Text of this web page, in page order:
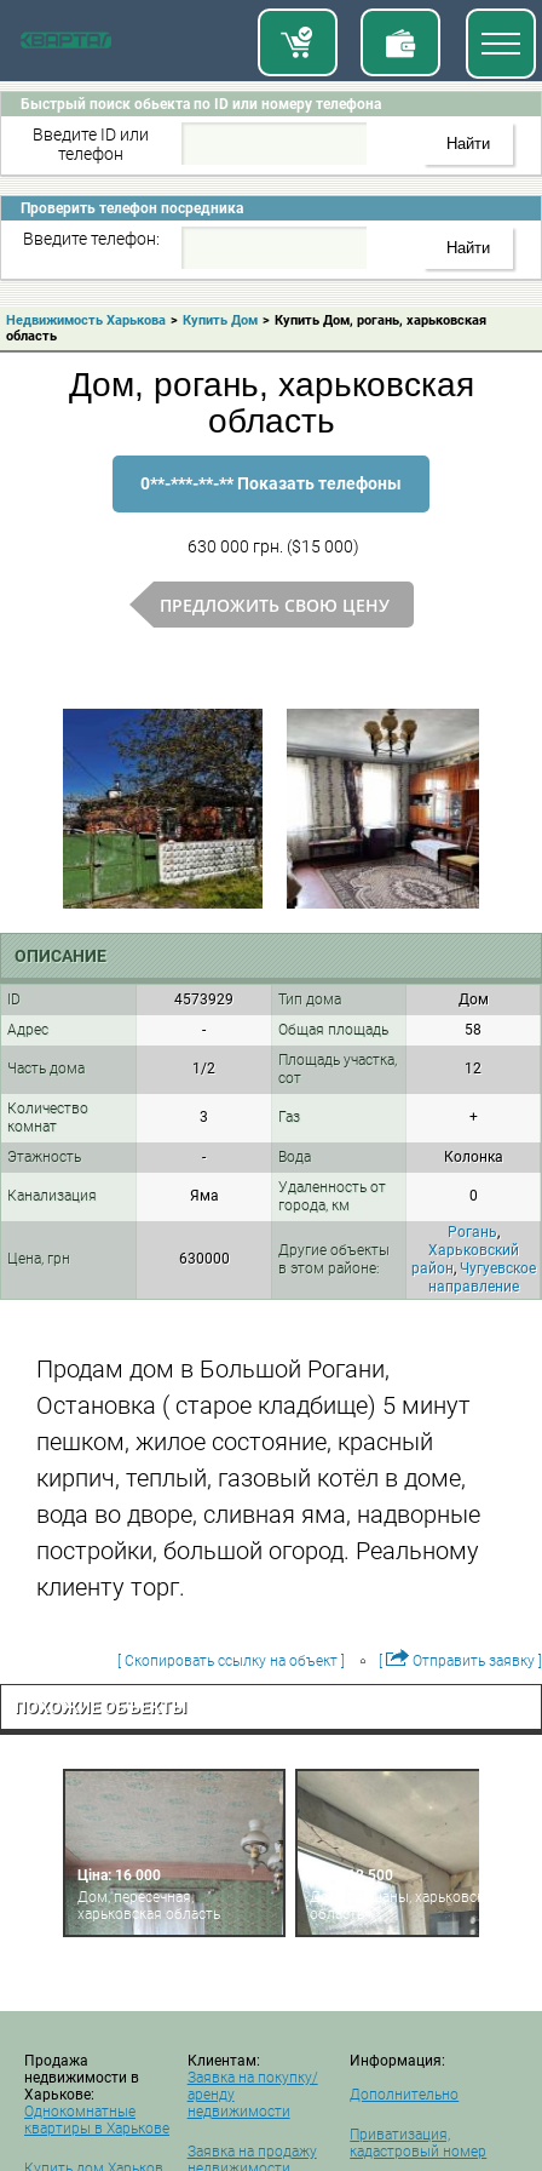
Быстрый поиск обьекта по ID или номеру телефона
Введите ID или
телефон
Проверить телефон посредника
Введите телефон:
Недвижимость Харькова > Купить Дом > Купить Дом, рогань, харьковская
область
Дом, рогань, харьковская
область
0**-***-**-** Показать телефоны
630 000 грн. ($15 000)
ПРЕДЛОЖИТЬ СВОЮ ЦЕНУ
ОПИСАНИЕ
ID 4573929 Тип дома
Дом
Адрес
- Общая площадь 58
Часть дома 1/2
Площадь участка,
сот
12
Количество
комнат
3 Газ +
Этажность - Вода Колонка
Канализация Яма
Удаленность от
города, км
0
Цена, грн 630000
Другие объекты
в этом районе:
Рогань,
Харьковский
район, Чугуевское
направление
Продам дом в Большой Рогани,
Остановка ( старое кладбище) 5 минут
пешком, жилое состояние, красный
кирпич, теплый, газовый котёл в доме,
вода во дворе, сливная яма, надворные
постройки, большой огород. Реальному
клиенту торг.
[ Скопировать ссылку на объект ] Отправить заявку ]
ПОХОЖИЕ ОБЪЕКТЫ
Ціна: 16 000
Дом, пересечная,
харьковская область
Ціна: 12 500
Дом, ольшаны, харьковская
область
Продажа
недвижимости в
Харькове:
Однокомнатные
квартиры в Харькове
Клиентам:
Заявка на покупку/
аренду
недвижимости
Заявка на продажу
Информация:
Дополнительно
Приватизация,
кадастровый номер